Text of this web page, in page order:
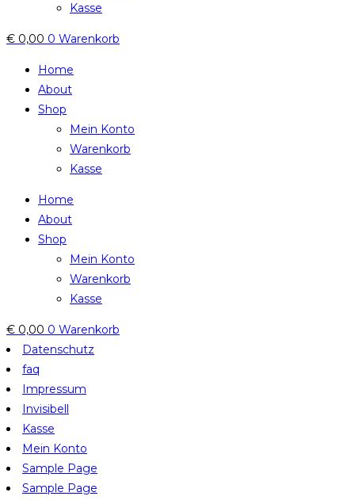
Kasse
€ 0,00 0 Warenkorb
Home
About
Shop
Mein Konto
Warenkorb
Kasse
Home
About
Shop
Mein Konto
Warenkorb
Kasse
€ 0,00 0 Warenkorb
Datenschutz
faq
Impressum
Invisibell
Kasse
Mein Konto
Sample Page
Sample Page